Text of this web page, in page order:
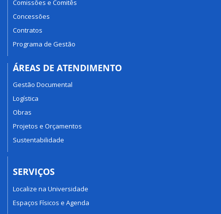
Comissões e Comitês
Concessões
Contratos
Programa de Gestão
ÁREAS DE ATENDIMENTO
Gestão Documental
Logística
Obras
Projetos e Orçamentos
Sustentabilidade
SERVIÇOS
Localize na Universidade
Espaços Físicos e Agenda